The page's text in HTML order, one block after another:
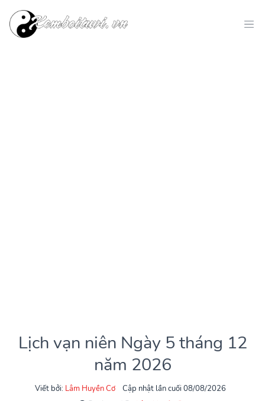
Lịch vạn niên Ngày 5 tháng 12
năm 2026
Viết bởi: Lâm Huyền Cơ
Cập nhật lần cuối 08/08/2026